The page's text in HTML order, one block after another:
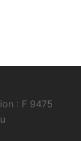
: F 9475